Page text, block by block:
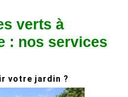
verts à
: nos services
votre jardin ?